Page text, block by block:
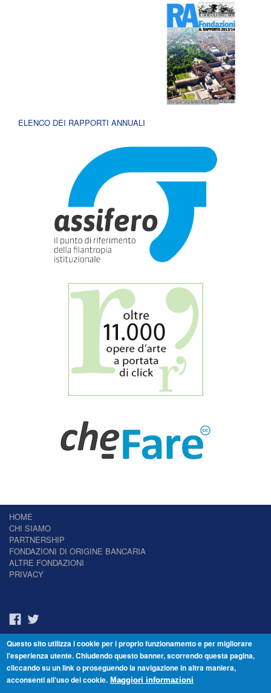
ELENCO DEI RAPPORTI ANNUALI
HOME
CHI SIAMO
PARTNERSHIP
FONDAZIONI DI ORIGINE BANCARIA
ALTRE FONDAZIONI
PRIVACY
Il Giornale delle Fondazioni - Periodico telematico
Reg. Tribunale n.7 del 22/07/2014 – ISSN 2421-2466
© Fondazione Venezia 2000 - Dorsoduro 3488/U - 30123 Venezia - Italia -
Questo sito utilizza i cookie per i proprio funzionamento e per migliorare
l'esperienza utente. Chiudendo questo banner, scorrendo questa pagina,
cliccando su un link o proseguendo la navigazione in altra maniera,
acconsenti all'uso dei cookie. Maggiori informazioni